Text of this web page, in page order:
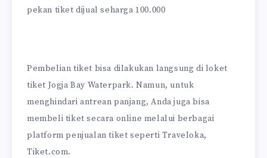
pekan tiket dijual seharga 100.000
Pembelian tiket bisa dilakukan langsung di loket
tiket Jogja Bay Waterpark. Namun, untuk
menghindari antrean panjang, Anda juga bisa
membeli tiket secara online melalui berbagai
platform penjualan tiket seperti Traveloka,
Tiket.com.